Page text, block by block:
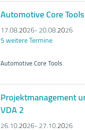
Automotive Core Tools
17.08.2026- 20.08.2026
5 weitere Termine
Automotive Core Tools
Projektmanagement
VDA 2
26.10.2026- 27.10.2026